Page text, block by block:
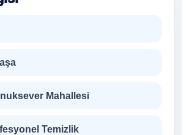
Mahallesi
Temizlik